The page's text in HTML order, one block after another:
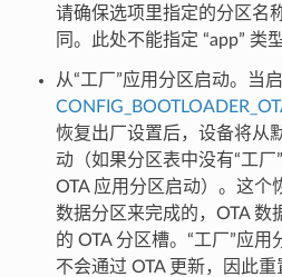
请确保选项里指定的分区名
同。此处不能指定 “app” 类
从“工厂”应用分区启动。当
恢复出厂设置后，设备将从
动（如果分区表中没有“工
OTA 应用分区启动）。这个
数据分区来完成的，OTA 数
的 OTA 分区槽。“工厂”应
不会通过 OTA 更新，因此